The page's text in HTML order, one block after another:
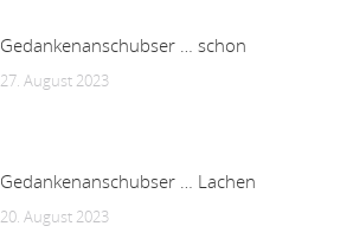
Gedankenanschubser … schon
27. August 2023
Gedankenanschubser … Lachen
20. August 2023